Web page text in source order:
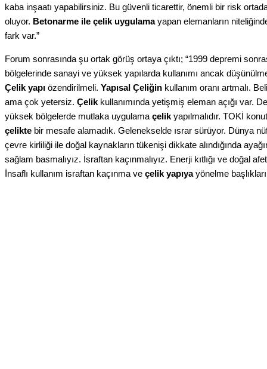
kaba inşaatı yapabilirsiniz. Bu güvenli ticarettir, önemli bir risk
oluyor. Betonarme ile çelik uygulamayapan elemanların
fark var.”
Forum sonrasında şu ortak görüş ortaya çıktı; “1999 depremi
bölgelerinde sanayi ve yüksek yapılarda kullanımı ancak
Çelik yapı özendirilmeli. Yapısal Çeliğin kullanım oranı artmalı.
ama çok yetersiz. Çelik kullanımında yetişmiş eleman açığı var.
yüksek bölgelerde mutlaka uygulama çelik yapılmalıdır. TOKİ
çelikte bir mesafe alamadık. Gelenekselde ısrar sürüyor. Dünya
çevre kirliliği ile doğal kaynakların tükenişi dikkate alındığında
sağlam basmalıyız. İsraftan kaçınmalıyız. Enerji kıtlığı ve doğal
İnsaflı kullanım israftan kaçınma ve çelik yapıyayönelme başlıkları